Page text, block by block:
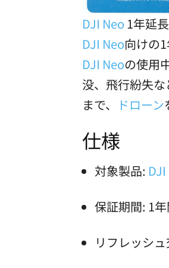
DJI Neo 1年延
DJI Neo向けの
DJI Neoの使用
没、飛行紛失
まで、
ドローン
仕様
対象製品:
保証期間: 1
リフレッシ